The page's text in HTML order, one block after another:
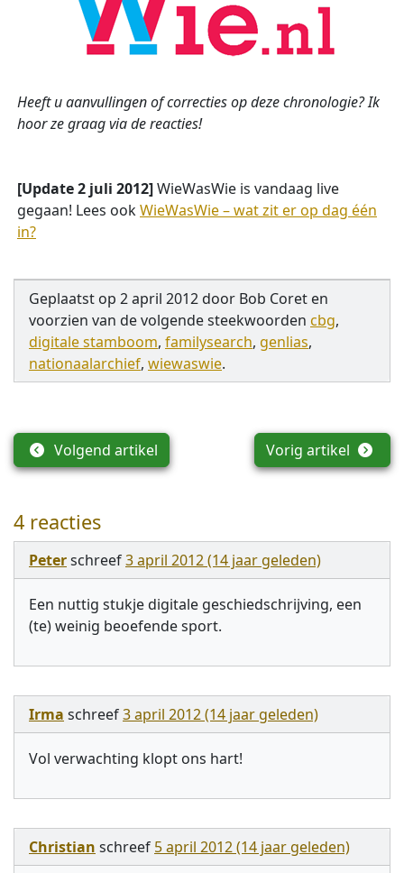
Heeft u aanvullingen of correcties op deze chronologie? Ik
hoor ze graag via de reacties!
[Update 2 juli 2012]WieWasWie is vandaag live
gegaan! Lees ookWieWasWie – wat zit er op dag één
in?
Geplaatst op 2 april 2012door Bob Coret en
voorzien van de volgende steekwoorden cbg,
digitale stamboom, familysearch, genlias,
nationaalarchief, wiewaswie.
Vorig artikel
Volgend artikel
4 reacties
Peterschreef3 april 2012 (14 jaar geleden)
Een nuttig stukje digitale geschiedschrijving, een
(te) weinig beoefende sport.
Irma schreef3 april 2012 (14 jaar geleden)
Vol verwachting klopt ons hart!
Christian schreef 5 april 2012 (14 jaar geleden)